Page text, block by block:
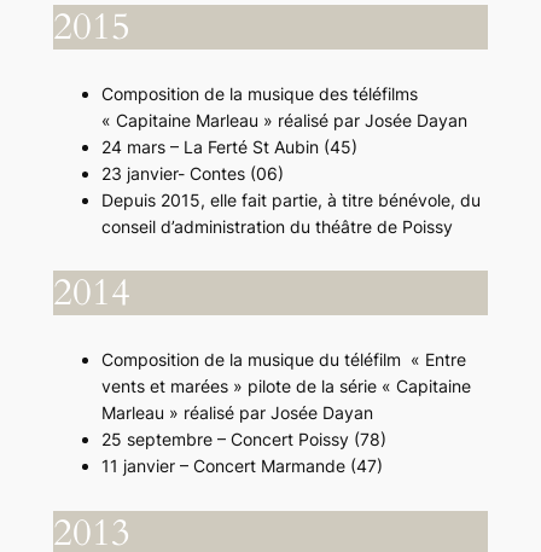
2015
Composition de la musique des téléfilms
« Capitaine Marleau » réalisé par Josée Dayan
24 mars – La Ferté St Aubin (45)
23 janvier- Contes (06)
Depuis 2015, elle fait partie, à titre bénévole, du
conseil d’administration du théâtre de Poissy
2014
Composition de la musique du téléfilm « Entre
vents et marées » pilote de la série « Capitaine
Marleau » réalisé par Josée Dayan
25 septembre – Concert Poissy (78)
11 janvier – Concert Marmande (47)
2013